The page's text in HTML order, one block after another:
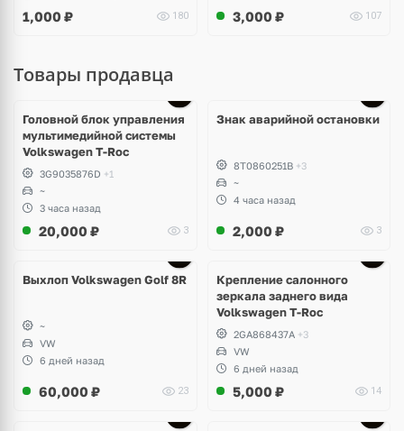
1,000 ₽ 180 3,000 ₽ 107
Товары продавца
Головной блок управления
мультимедийной системы
Volkswagen T-Roc
3G9035876D +1
~
3 часа назад
20,000 ₽ 3
Знак аварийной остановки
8T0860251B +3
~
4 часа назад
2,000 ₽ 3
Выхлоп Volkswagen Golf 8R
~
VW
6 дней назад
60,000 ₽ 23
Крепление салонного
зеркала заднего вида
Volkswagen T-Roc
2GA868437A +3
VW
6 дней назад
5,000 ₽ 14